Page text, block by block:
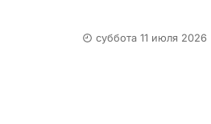
суббота 11 июля 2026